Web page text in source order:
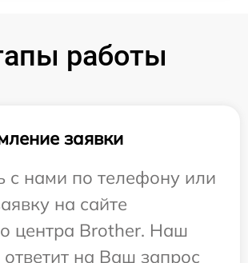
работы
заявки
с нами по телефону или
на сайте
центра Brother. Наш
на Ваш запрос